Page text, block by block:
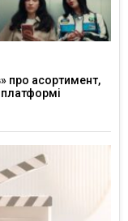
про асортимент,
платформі